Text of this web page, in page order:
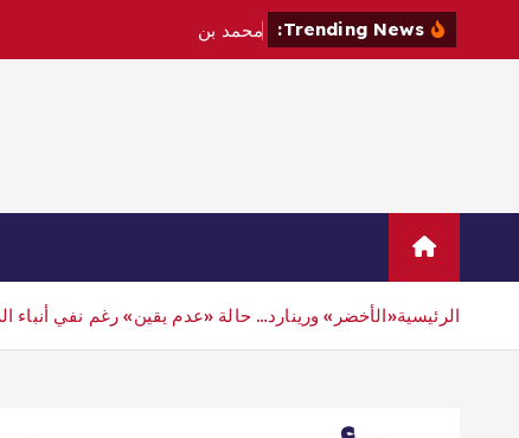
محمد بن
الرئيسية«الأخضر» ورينارد… حالة «عدم يقين» رغم نفي أنباء